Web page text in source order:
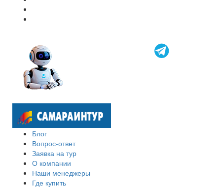
Блог
Вопрос-ответ
Заявка на тур
О компании
Наши менеджеры
Где купить